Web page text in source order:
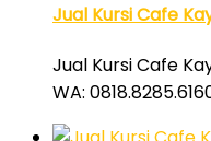
Jual Kursi Cafe
Jual Kursi Cafe
WA: